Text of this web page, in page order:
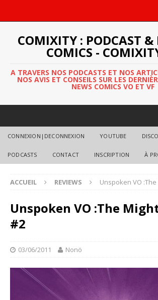
COMIXITY : PODCAST &
COMICS -
A TRAVERS NOS PODCASTS ET NOS
NOS AVIS ET CONSEILS SUR LES
NEWS COMICS VO ET VF
CONNEXION|DECONNEXION YOUTUBE
PODCASTS CONTACT INSCRIPTION À
ACCUEIL REVIEWS Unspoken VO
Unspoken VO :The
#2
03/06/2011 Nonö